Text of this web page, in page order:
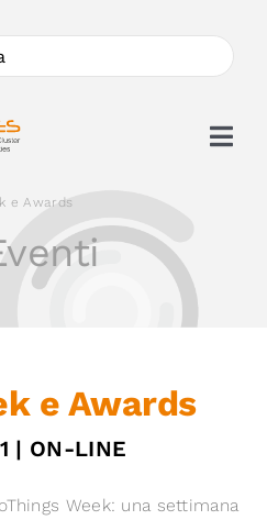
e Awards
e Awards
| ON-LINE
Week: una settimana